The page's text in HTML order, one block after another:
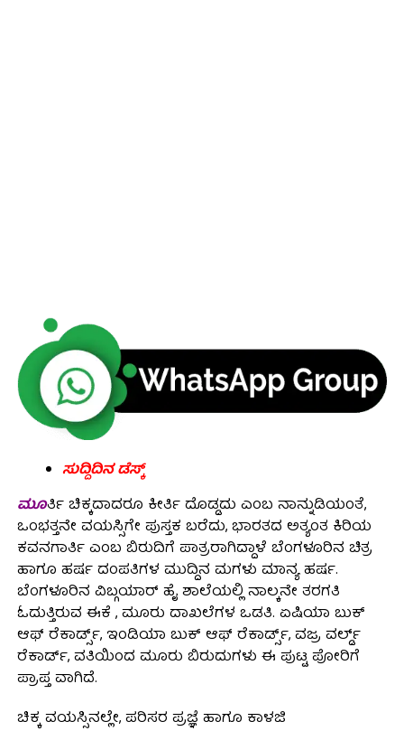
ಸುದ್ದಿದಿನ ಡೆಸ್ಕ್
ಮೂರ್ತಿ ಚಿಕ್ಕದಾದರೂ ಕೀರ್ತಿ ದೊಡ್ಡದು ಎಂಬ ನಾನ್ನುಡಿಯಂತೆ,
ಒಂಭತ್ತನೇ ವಯಸ್ಸಿಗೇ ಪುಸ್ತಕ ಬರೆದು, ಭಾರತದ ಅತ್ಯಂತ ಕಿರಿಯ
ಕವನಗಾರ್ತಿ ಎಂಬ ಬಿರುದಿಗೆ ಪಾತ್ರರಾಗಿದ್ದಾಳೆ ಬೆಂಗಳೂರಿನ ಚಿತ್ರ
ಹಾಗೂ ಹರ್ಷ ದಂಪತಿಗಳ ಮುದ್ದಿನ ಮಗಳು ಮಾನ್ಯ ಹರ್ಷ.
ಬೆಂಗಳೂರಿನ ವಿಬ್ಗಯಾರ್ ಹೈ ಶಾಲೆಯಲ್ಲಿ ನಾಲ್ಕನೇ ತರಗತಿ
ಓದುತ್ತಿರುವ ಈಕೆ , ಮೂರು ದಾಖಲೆಗಳ‌ ಒಡತಿ. ಏಷಿಯಾ ಬುಕ್
ಆಫ್ ರೆಕಾರ್ಡ್ಸ್, ಇಂಡಿಯಾ ಬುಕ್ ಆಫ್ ರೆಕಾರ್ಡ್ಸ್, ವಜ್ರ ವರ್ಲ್ಡ್
ರೆಕಾರ್ಡ್, ವತಿಯಿಂದ ಮೂರು ಬಿರುದುಗಳು ಈ ಪುಟ್ಟ ಪೋರಿಗೆ
ಪ್ರಾಪ್ತ ವಾಗಿದೆ.
ಚಿಕ್ಕ ವಯಸ್ಸಿನಲ್ಲೇ, ಪರಿಸರ ಪ್ರಜ್ಞೆ ಹಾಗೂ ಕಾಳಜಿ